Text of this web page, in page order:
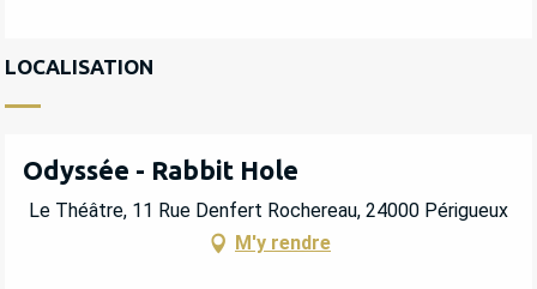
LOCALISATION
Odyssée - Rabbit Hole
Le Théâtre, 11 Rue Denfert Rochereau, 24000 Périgueux
M'y rendre